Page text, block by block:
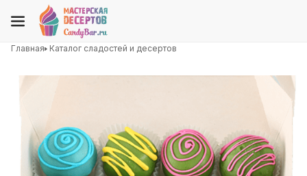
Главная Каталог сладостей и десертов